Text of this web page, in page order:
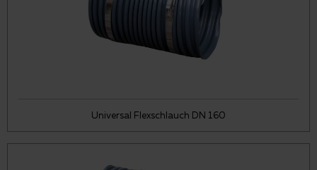
Universal Flexschlauch DN 160